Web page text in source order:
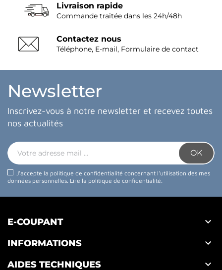
Livraison rapide
Commande traitée dans les 24h/48h
Contactez nous
Téléphone, E-mail, Formulaire de contact
Newsletter
Inscrivez-vous à notre newsletter et recevez toutes
nos actualités
J'accepte la politique de confidentialité concernant l'utilisation des mes
données personnelles. Lire la politique de confidentialité.
E-COUPANT 
INFORMATIONS 
AIDES TECHNIQUES 